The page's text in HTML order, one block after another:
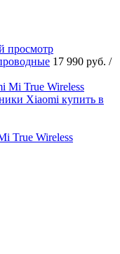
просмотр
17 990 руб. /
True Wireless